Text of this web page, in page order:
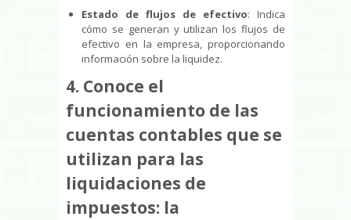
Estado de flujos de efectivo: Indica
cómo se generan y utilizan los flujos de
efectivo en la empresa, proporcionando
información sobre la liquidez.
4. Conoce el
funcionamiento de las
cuentas contables que se
utilizan para las
liquidaciones de
impuestos: la